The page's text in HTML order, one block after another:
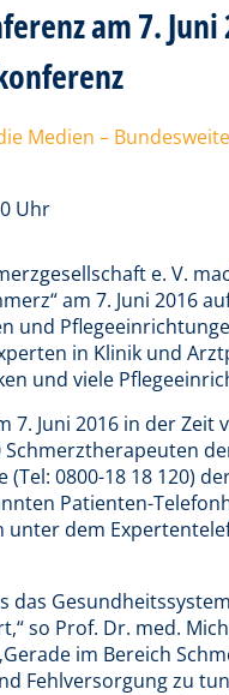
am 7.
Medien –
Uhr
e. V.
am 7. Juni 2016
und
in Klinik und
und viele
7. Juni 2016 in der
0800-18 18 120)
Patienten-
dem
das
so Prof. Dr. med.
im Bereich
Fehlversorgung zu